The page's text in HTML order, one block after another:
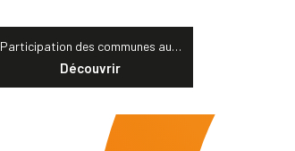
Participation des communes au…
Découvrir